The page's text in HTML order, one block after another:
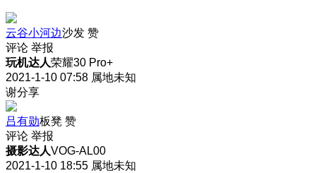
云谷小河边沙发 赞
评论 举报
玩机达人荣耀30 Pro+
2021-1-10 07:58 属地未知
谢分享
吕有勋板凳 赞
评论 举报
摄影达人VOG-AL00
2021-1-10 18:55 属地未知